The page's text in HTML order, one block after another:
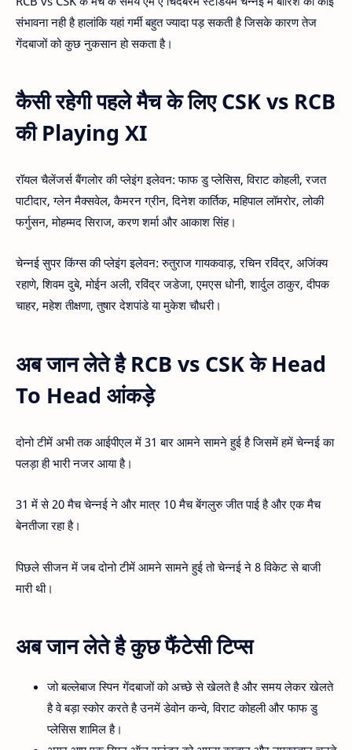
संभावना नही है हालांकि यहां गर्मी बहुत ज्यादा पड़ सकती है जिसके कारण तेज
गेंदबाजों को कुछ नुकसान हो सकता है।
कैसी रहेगी पहले मैच के लिए CSK vs RCB
की Playing XI
रॉयल चैलेंजर्स बैंगलोर की प्लेइंग इलेवन: फाफ डु प्लेसिस, विराट कोहली, रजत
पाटीदार, ग्लेन मैक्सवेल, कैमरन ग्रीन, दिनेश कार्तिक, महिपाल लॉमरोर, लोकी
फर्गुसन, मोहम्मद सिराज, करण शर्मा और आकाश सिंह।
चेन्नई सुपर किंग्स की प्लेइंग इलेवन: रुतुराज गायकवाड़, रचिन रविंद्र, अजिंक्य
रहाणे, शिवम दुबे, मोईन अली, रविंद्र जडेजा, एमएस धोनी, शार्दुल ठाकुर, दीपक
चाहर, महेश तीक्षणा, तुषार देशपांडे या मुकेश चौधरी।
अब जान लेते है RCB vs CSK के Head
To Head आंकड़े
दोनो टीमें अभी तक आईपीएल में 31 बार आमने सामने हुई है जिसमें हमें चेन्नई का
पलड़ा ही भारी नजर आया है।
31 में से 20 मैच चेन्नई ने और मात्र 10 मैच बेंगलुरु जीत पाई है और एक मैच
बेनतीजा रहा है।
पिछले सीजन में जब दोनो टीमें आमने सामने हुई तो चेन्नई ने 8 विकेट से बाजी
मारी थी।
अब जान लेते है कुछ फैंटेसी टिप्स
जो बल्लेबाज स्पिन गेंदबाजों को अच्छे से खेलते है और समय लेकर खेलते
है वे बड़ा स्कोर करते है उनमें डेवोन कन्वे, विराट कोहली और फाफ डु
प्लेसिस शामिल है।